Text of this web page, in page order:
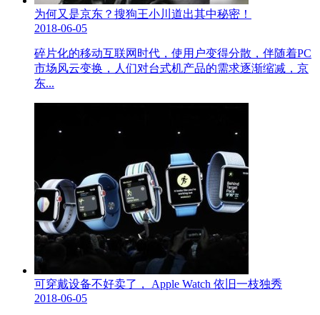
为何又是京东？搜狗王小川道出其中秘密！
2018-06-05
碎片化的移动互联网时代，使用户变得分散，伴随着PC
市场风云变换，人们对台式机产品的需求逐渐缩减，京
东...
可穿戴设备不好卖了， Apple Watch 依旧一枝独秀
2018-06-05